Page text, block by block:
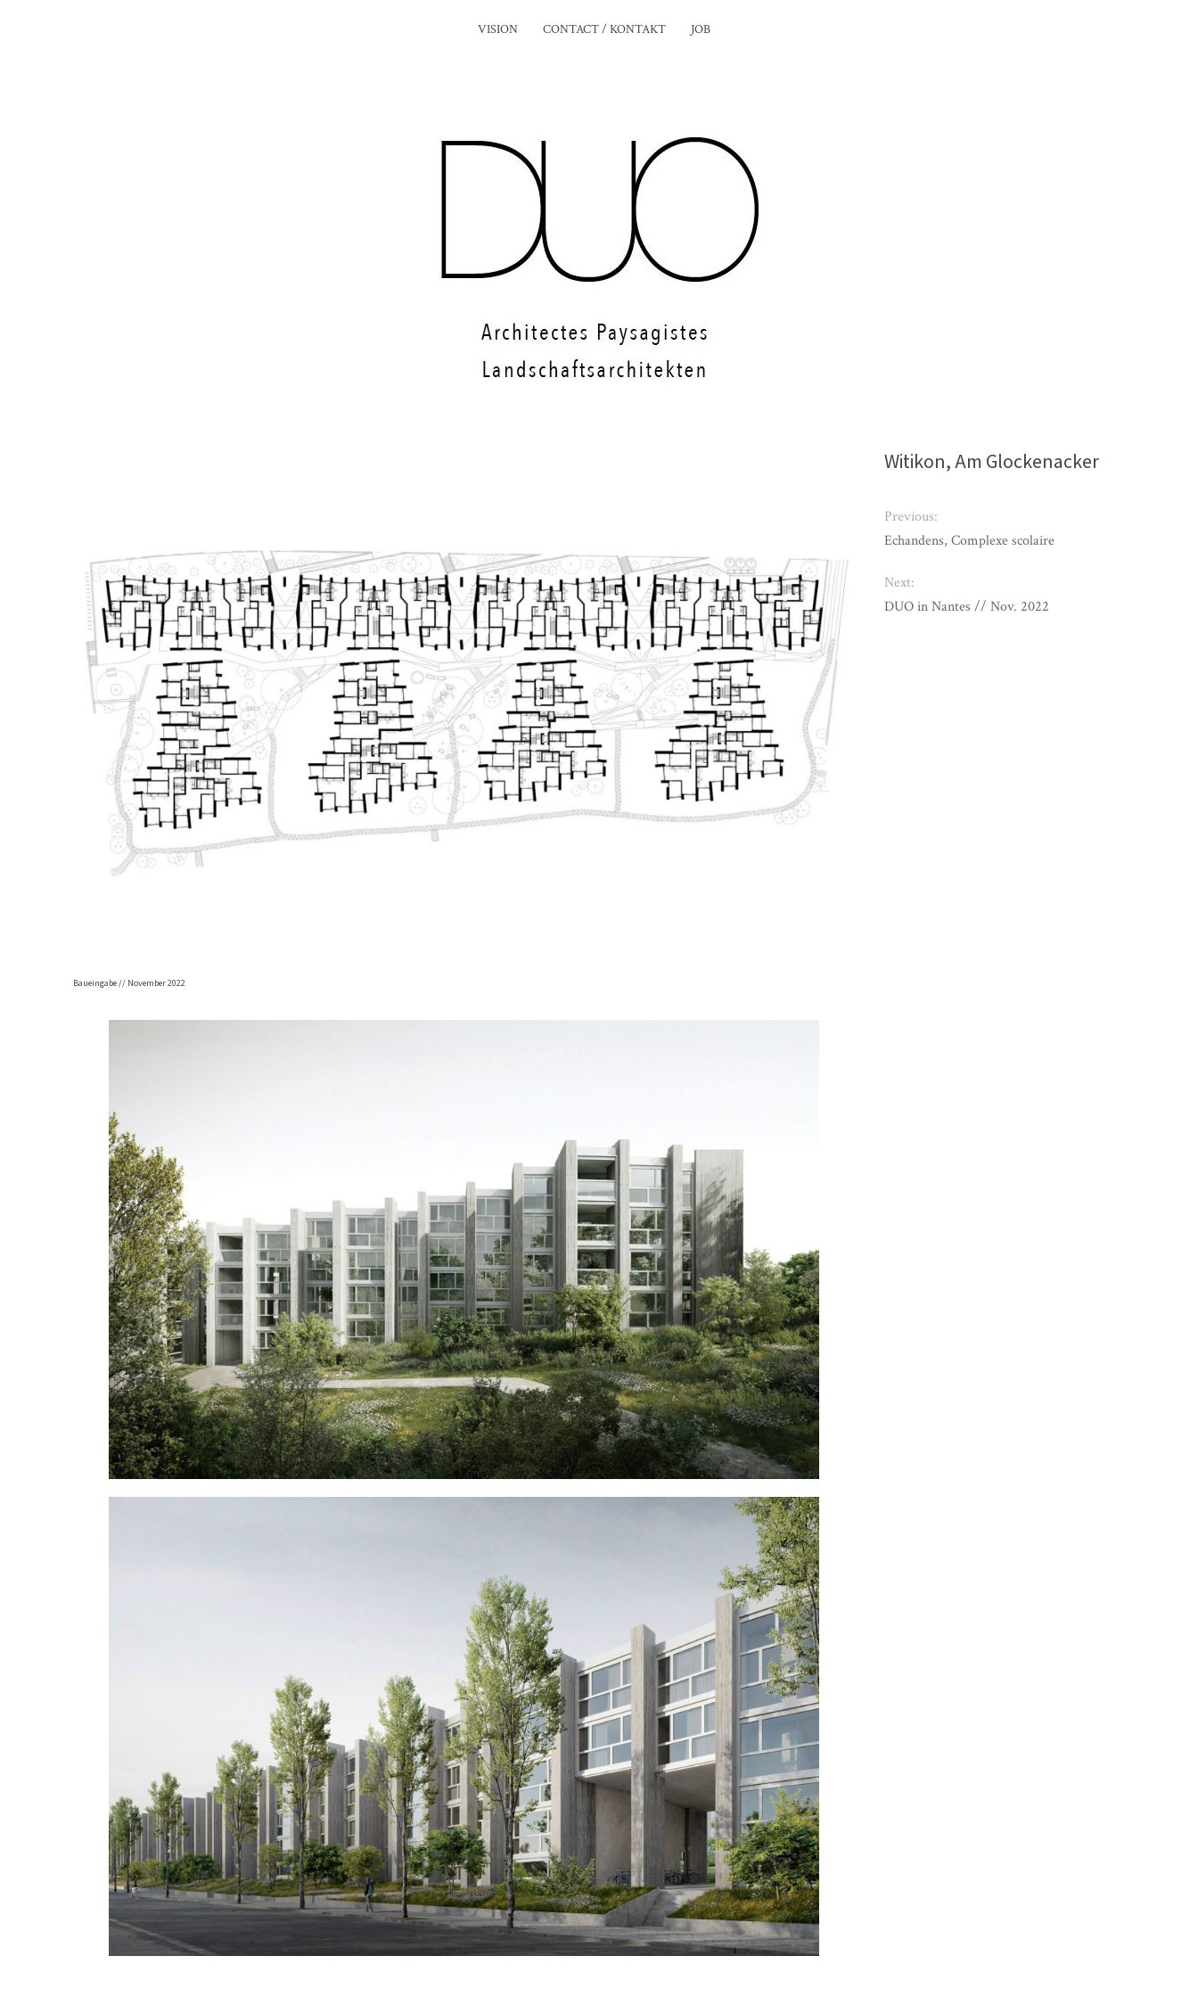
VISION CONTACT / KONTAKT JOB
Baueingabe// November 2022
Witikon, Am Glockenacker
Previous:
Echandens, Complexe scolaire
Next:
DUO in Nantes // Nov. 2022